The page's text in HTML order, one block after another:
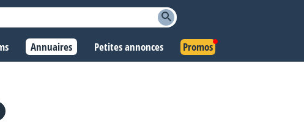
Annuaires Petites annonces Promos